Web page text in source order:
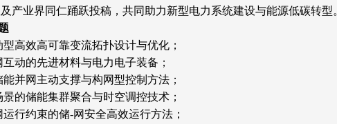
产业界同仁踊跃投稿，共同助力新型电力系统建设与能源低碳转型
型高效高可靠变流拓扑设计与优化；
动的先进材料与电力电子装备；
并网主动支撑与构网型控制方法；
的储能集群聚合与时空调控技术；
行约束的储-网安全高效运行方法；